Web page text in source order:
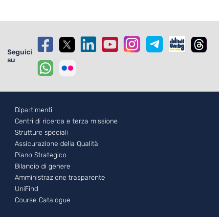
Seguici
su
Footer - 1
Dipartimenti
Centri di ricerca e terza missione
Strutture speciali
Assicurazione della Qualità
Piano Strategico
Bilancio di genere
Amministrazione trasparente
UniFind
Course Catalogue